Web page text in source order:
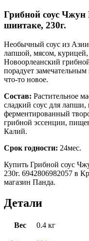
Грибной соус Чжун
шиитаке, 230г.
Необычный соус из
лапшой, мясом,
Новоорлеанский
порадует
что-то новое.
Состав: Растительное
сладкий соус для
ферментированный
грибной эссенции,
Калий.
Срок годности: 24мес.
Купить Грибной соус
230г. 6942806982057 в
магазин Панда.
Детали
Вес 0.4 кг